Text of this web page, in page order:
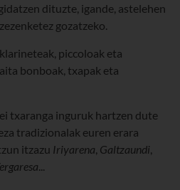
dituzte, igande, astelehen
gozatzeko.
piccoloak eta
bonboak, txapak eta
txaranga inguruk hartzen dute
tradizionalak euren erara
itzazu Iriyarena, Galtzaundi,
...